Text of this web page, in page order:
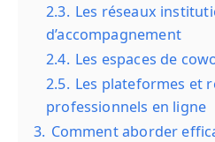
2.3. Les réseaux
d’accompagnement
2.4. Les espaces de
2.5. Les plateformes et
professionnels en ligne
3. Comment aborder